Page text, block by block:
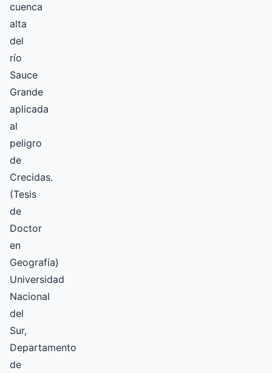
cuenca
alta
del
río
Sauce
Grande
aplicada
al
peligro
de
Crecidas.
(Tesis
de
Doctor
en
Geografía)
Universidad
Nacional
del
Sur,
Departamento
de